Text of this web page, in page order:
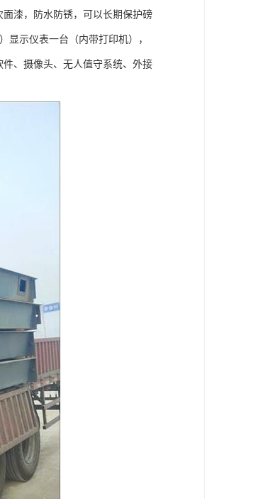
漆，防水防锈，可以长期保护磅
显示仪表一台（内带打印机），
、摄像头、无人值守系统、外接